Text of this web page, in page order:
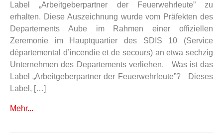
Label „Arbeitgeberpartner der Feuerwehrleute” zu
erhalten. Diese Auszeichnung wurde vom Präfekten des
Departements Aube im Rahmen einer offiziellen
Zeremonie im Hauptquartier des SDIS 10 (Service
départemental d’incendie et de secours) an etwa sechzig
Unternehmen des Departements verliehen. Was ist das
Label „Arbeitgeberpartner der Feuerwehrleute”? Dieses
Label, […]
Mehr...